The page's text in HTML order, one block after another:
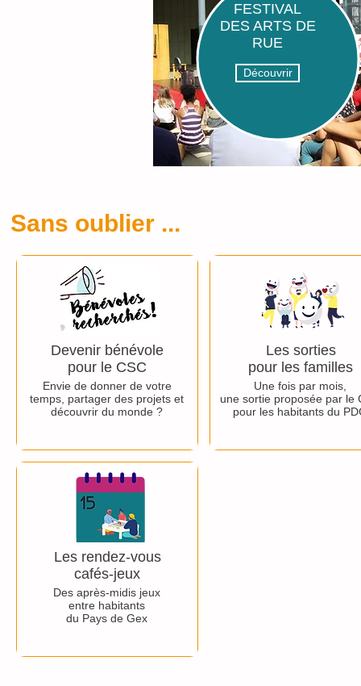
FESTIVAL
DES ARTS DE
RUE
Découvrir
Sans oublier ...
Devenir bénévole
pour le CSC
Envie de donner de votre
temps, partager des projets et
découvrir du monde ?
Les sorties
pour les familles
Une fois par mois,
une sortie proposée par le
pour les habitants du
Les rendez-vous
cafés-jeux
Des après-midis jeux
entre habitants
du Pays de Gex